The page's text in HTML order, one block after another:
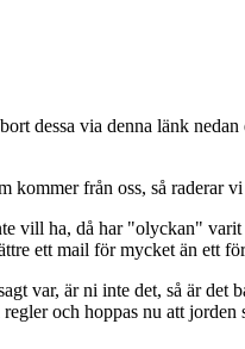
dessa via denna länk
från oss, så raderar
vill ha, då har "olyckan"
ett mail för mycket än ett
var, är ni inte det, så är
och hoppas nu att